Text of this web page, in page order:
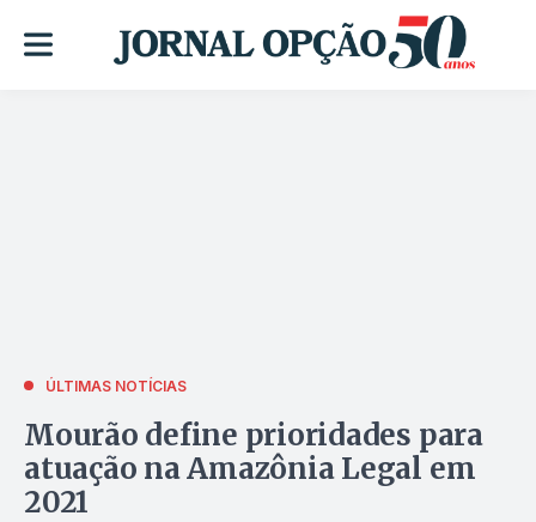
ÚLTIMAS NOTÍCIAS
Mourão define prioridades para
atuação na Amazônia Legal em
2021